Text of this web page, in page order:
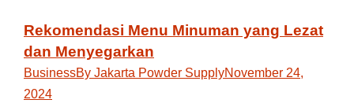
Rekomendasi Menu Minuman yang Lezat
dan Menyegarkan
BusinessBy Jakarta Powder SupplyNovember 24,
2024